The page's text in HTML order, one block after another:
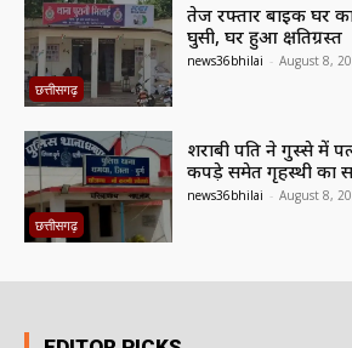
छत्तीसगढ़
तेज रफ्तार बाइक घर
घुसी, घर हुआ क्षतिग्रस्त
news36bhilai - August 8,
छत्तीसगढ़
शराबी पति ने गुस्से में
कपड़े समेत गृहस्थी का
news36bhilai - August 8,